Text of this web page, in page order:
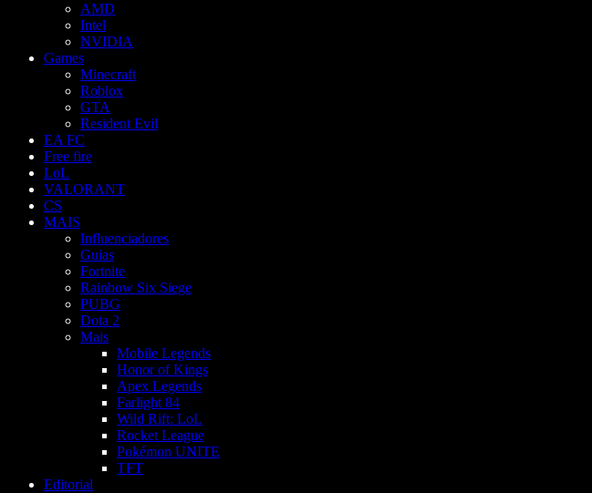
AMD
Intel
NVIDIA
Games
Minecraft
Roblox
GTA
Resident Evil
EA FC
Free fire
LoL
VALORANT
CS
MAIS
Influenciadores
Guias
Fortnite
Rainbow Six Siege
PUBG
Dota 2
Mais
Mobile Legends
Honor of Kings
Apex Legends
Farlight 84
Wild Rift: LoL
Rocket League
Pokémon UNITE
TFT
Editorial